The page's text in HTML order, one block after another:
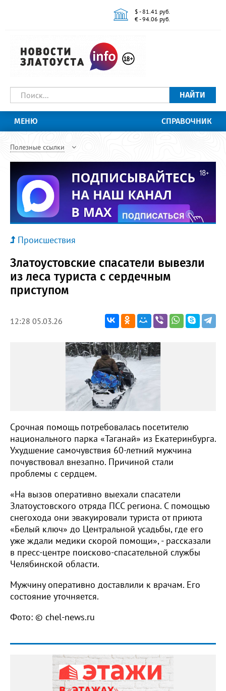
$ - 81.41 руб.
€ - 94.06 руб.
НАЙТИ
МЕНЮ СПРАВОЧНИК
Полезные ссылки
Происшествия
Златоустовские спасатели вывезли
из леса туриста с сердечным
приступом
12:28 05.03.26
Срочная помощь потребовалась посетителю
национального парка «Таганай» из Екатеринбурга.
Ухудшение самочувствия 60-летний мужчина
почувствовал внезапно. Причиной стали
проблемы с сердцем.
«На вызов оперативно выехали спасатели
Златоустовского отряда ПСС региона. С помощью
снегохода они эвакуировали туриста от приюта
«Белый ключ» до Центральной усадьбы, где его
уже ждали медики скорой помощи», - рассказали
в пресс-центре поисково-спасательной службы
Челябинской области.
Мужчину оперативно доставлили к врачам. Его
состояние уточняется.
Фото: © chel-news.ru